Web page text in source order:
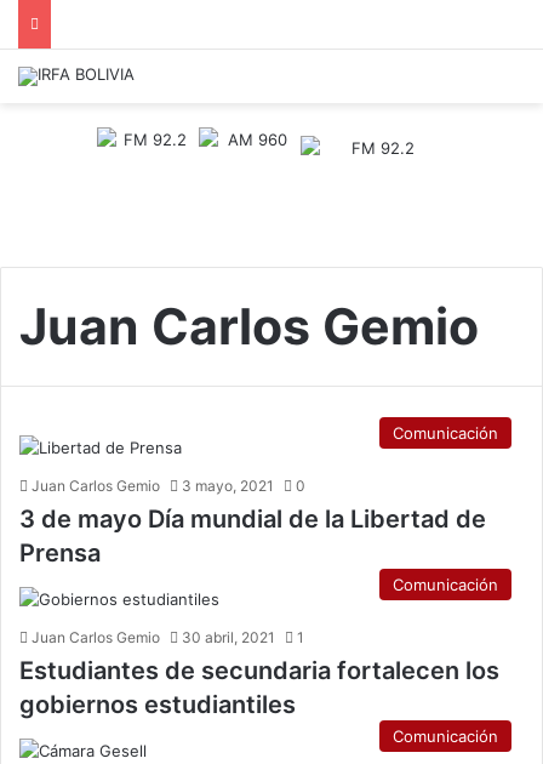
Juan Carlos Gemio
Comunicación
Juan Carlos Gemio 3 mayo, 2021 0
3 de mayo Día mundial de la Libertad de
Prensa
Comunicación
Juan Carlos Gemio 30 abril, 2021 1
Estudiantes de secundaria fortalecen los
gobiernos estudiantiles
Comunicación